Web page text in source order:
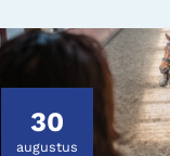
30
augustus